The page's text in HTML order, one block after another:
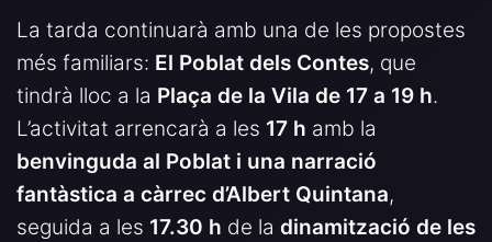
La tarda continuarà amb una de les propostes
més familiars: El Poblat dels Contes, que
tindrà lloc a la Plaça de la Vila de 17 a 19 h.
L’activitat arrencarà a les 17 h amb la
benvinguda al Poblat i una narració
fantàstica a càrrec d’Albert Quintana,
seguida a les 17.30 h de la dinamització de les